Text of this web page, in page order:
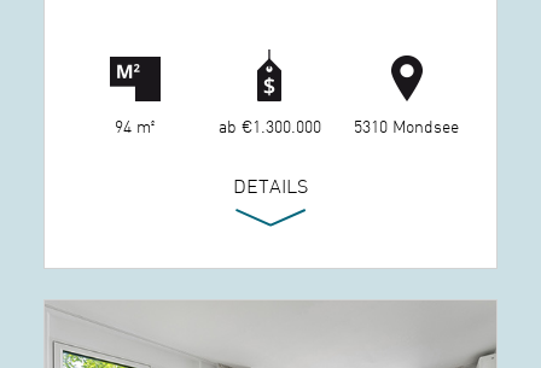
94 m² ab €1.300.000 5310 Mondsee
DETAILS